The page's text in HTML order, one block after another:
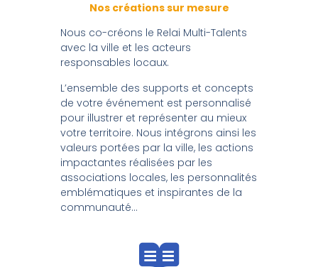
Nos créations sur mesure
Nous co-créons le Relai Multi-Talents
avec la ville et les acteurs
responsables locaux.
L’ensemble des supports et concepts
de votre événement est personnalisé
pour illustrer et représenter au mieux
votre territoire. Nous intégrons ainsi les
valeurs portées par la ville, les actions
impactantes réalisées par les
associations locales, les personnalités
emblématiques et inspirantes de la
communauté…